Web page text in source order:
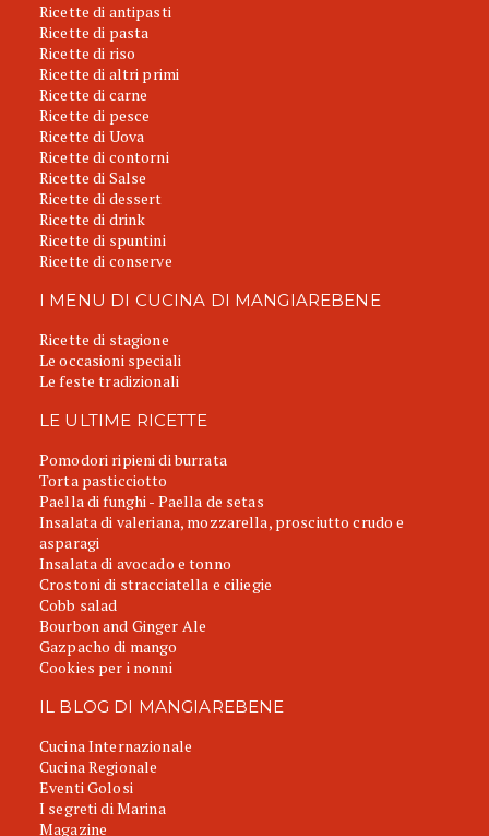
Ricette di antipasti
Ricette di pasta
Ricette di riso
Ricette di altri primi
Ricette di carne
Ricette di pesce
Ricette di Uova
Ricette di contorni
Ricette di Salse
Ricette di dessert
Ricette di drink
Ricette di spuntini
Ricette di conserve
I MENU DI CUCINA DI MANGIAREBENE
Ricette di stagione
Le occasioni speciali
Le feste tradizionali
LE ULTIME RICETTE
Pomodori ripieni di burrata
Torta pasticciotto
Paella di funghi - Paella de setas
Insalata di valeriana, mozzarella, prosciutto crudo e
asparagi
Insalata di avocado e tonno
Crostoni di stracciatella e ciliegie
Cobb salad
Bourbon and Ginger Ale
Gazpacho di mango
Cookies per i nonni
IL BLOG DI MANGIAREBENE
Cucina Internazionale
Cucina Regionale
Eventi Golosi
I segreti di Marina
Magazine